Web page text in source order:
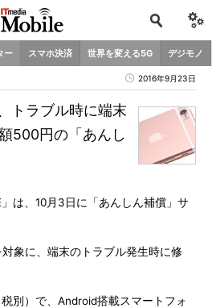
ー スマホ決済 世界を変える5G デジモノ
2016年9月23日
トラブル時に端末
500円の「あんし
」は、10月3日に「あんしん補償」サ
象に、端末のトラブル発生時に修
別）で、Android搭載スマートフォ